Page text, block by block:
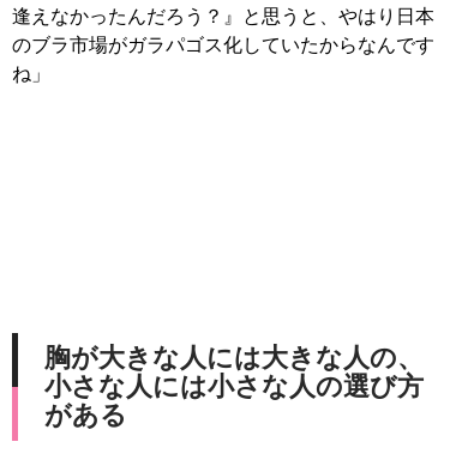
逢えなかったんだろう？』と思うと、やはり日本
のブラ市場がガラパゴス化していたからなんです
ね」
胸が大きな人には大きな人の、
小さな人には小さな人の選び方
がある